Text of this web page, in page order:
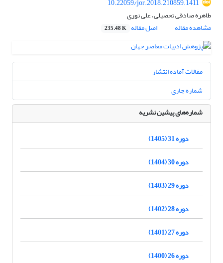
10.22059/jor.2018.210859.1411
طاهره صادقی تحصیلی، علی نوری
مشاهده مقاله
اصل مقاله 235.48 K
مقالات آماده انتشار
شماره جاری
شماره‌های پیشین نشریه
دوره 31 (1405)
دوره 30 (1404)
دوره 29 (1403)
دوره 28 (1402)
دوره 27 (1401)
دوره 26 (1400)